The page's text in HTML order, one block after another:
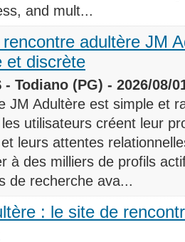
and mult...
adultère JM
et discrète
- Todiano (PG) - 2026/08/
JM Adultère est simple et
utilisateurs créent leur
leurs attentes
à des milliers de profils
de recherche ava...
: le site de